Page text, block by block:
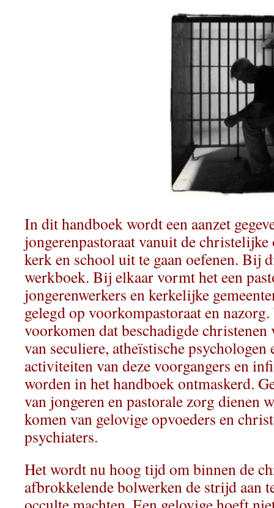
In dit handboek wordt een aanzet
jongerenpastoraat vanuit de
kerk en school uit te gaan oefenen. Bij
werkboek. Bij elkaar vormt het een
jongerenwerkers en kerkelijke
gelegd op voorkompastoraat en
voorkomen dat beschadigde christenen
van seculiere, atheïstische psychologen
activiteiten van deze voorgangers en
worden in het handboek ontmaskerd.
van jongeren en pastorale zorg dienen
komen van gelovige opvoeders en
psychiaters.
Het wordt nu hoog tijd om binnen de
afbrokkelende bolwerken de strijd aan